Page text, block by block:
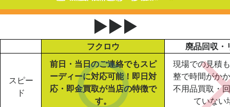
▶▶▶
フクロウ 廃品回収・
スピー
ド
前日・当日のご連絡でもスピ
ーディーに対応可能！即日対
応・即金買取が当店の特徴で
す。
現場での見積
整で時間がか
不用品買取・
ていない